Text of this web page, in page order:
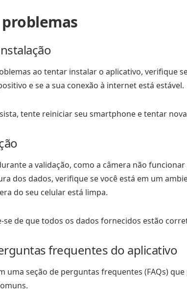
ao tentar instalar o aplicativo, verifique
e se a sua conexão à internet está estável.
tente reiniciar seu smartphone e tentar
a validação, como a câmera não
dos dados, verifique se você está em um
do seu celular está limpa.
se de que todos os dados fornecidos estão
frequentes do aplicativo
uma seção de perguntas frequentes (FAQs)